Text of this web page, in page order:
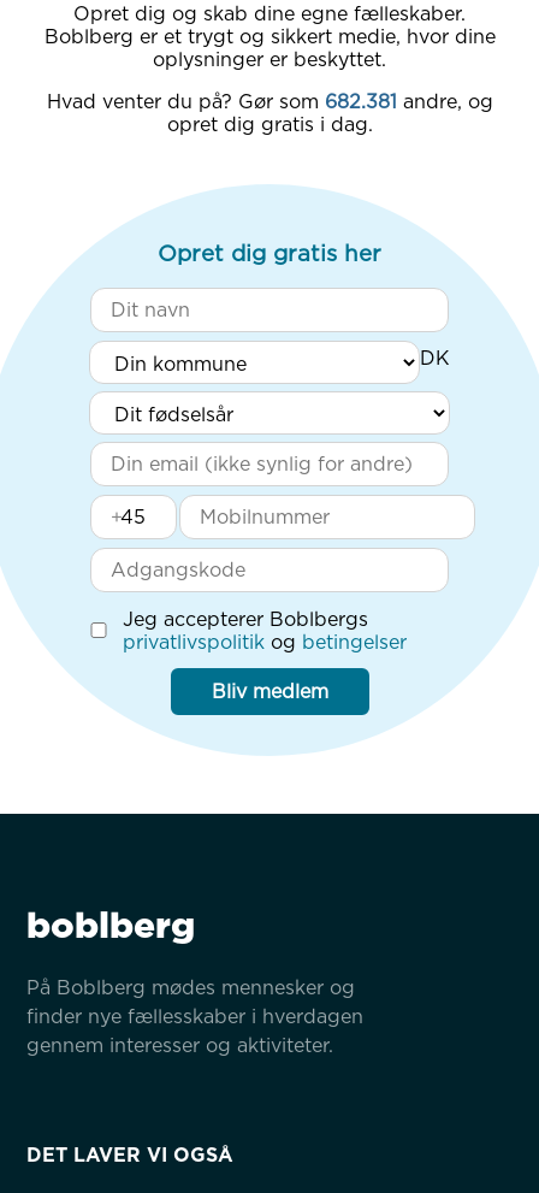
Opret dig og skab dine egne fælleskaber.
Boblberg er et trygt og sikkert medie, hvor dine
oplysninger er beskyttet.
Hvad venter du på? Gør som 682.381 andre, og
opret dig gratis i dag.
Opret dig gratis her
+
Jeg accepterer Boblbergs
privatlivspolitik og betingelser
Bliv medlem
boblberg
På Boblberg mødes mennesker og
finder nye fællesskaber i hverdagen
gennem interesser og aktiviteter.
DET LAVER VI OGSÅ